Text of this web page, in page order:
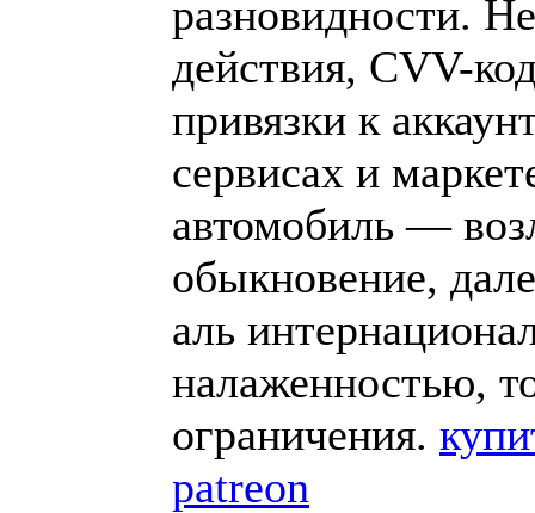
разновидности.
действия, CVV-
привязки к
сервисах и
автомобиль —
обыкновение,
аль
налаженностью,
ограничения.
patreon